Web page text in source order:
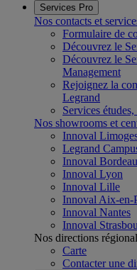
Services Pro
Nos contacts et
Formulaire de
Découvrez le
Découvrez le
Management
Rejoignez la
Legrand
Services
Nos showrooms et
Innoval
Legrand
Innoval
Innoval Lyon
Innoval Lille
Innoval Aix-en-
Innoval Nantes
Innoval
Nos directions
Carte
Contacter une